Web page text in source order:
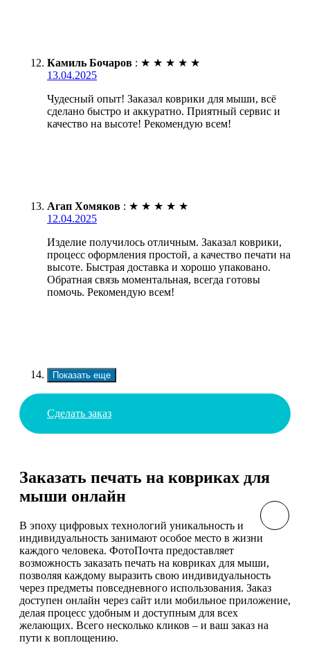
Камиль Бочаров : ★ ★ ★ ★ ★
13.04.2025
Чудесный опыт! Заказал коврики для мыши, всё
сделано быстро и аккуратно. Приятный сервис и
качество на высоте! Рекомендую всем!
Агап Хомяков : ★ ★ ★ ★ ★
12.04.2025
Изделие получилось отличным. Заказал коврики,
процесс оформления простой, а качество печати на
высоте. Быстрая доставка и хорошо упаковано.
Обратная связь моментальная, всегда готовы
помочь. Рекомендую всем!
Показать еще
Сделать заказ
Заказать печать на ковриках для
мыши онлайн
В эпоху цифровых технологий уникальность и
индивидуальность занимают особое место в жизни
каждого человека. ФотоПочта предоставляет
возможность заказать печать на ковриках для мыши,
позволяя каждому выразить свою индивидуальность
через предметы повседневного использования. Заказ
доступен онлайн через сайт или мобильное приложение,
делая процесс удобным и доступным для всех
желающих. Всего несколько кликов – и ваш заказ на
пути к воплощению.